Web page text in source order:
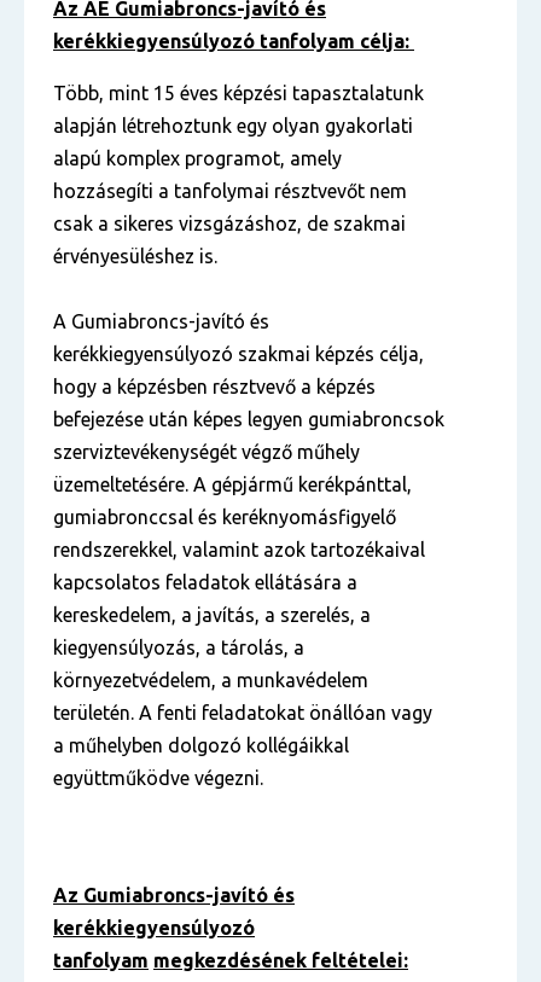
Az ÁE Gumiabroncs-javító és
kerékkiegyensúlyozó tanfolyam célja:
Több, mint 15 éves képzési tapasztalatunk
alapján létrehoztunk egy olyan gyakorlati
alapú komplex programot, amely
hozzásegíti a tanfolymai résztvevőt nem
csak a sikeres vizsgázáshoz, de szakmai
érvényesüléshez is.
A Gumiabroncs-javító és
kerékkiegyensúlyozó szakmai képzés célja,
hogy a képzésben résztvevő a képzés
befejezése után képes legyen gumiabroncsok
szerviztevékenységét végző műhely
üzemeltetésére. A gépjármű kerékpánttal,
gumiabronccsal és keréknyomásfigyelő
rendszerekkel, valamint azok tartozékaival
kapcsolatos feladatok ellátására a
kereskedelem, a javítás, a szerelés, a
kiegyensúlyozás, a tárolás, a
környezetvédelem, a munkavédelem
területén. A fenti feladatokat önállóan vagy
a műhelyben dolgozó kollégáikkal
együttműködve végezni.
Az Gumiabroncs-javító és
kerékkiegyensúlyozó
tanfolyam megkezdésének feltételei: